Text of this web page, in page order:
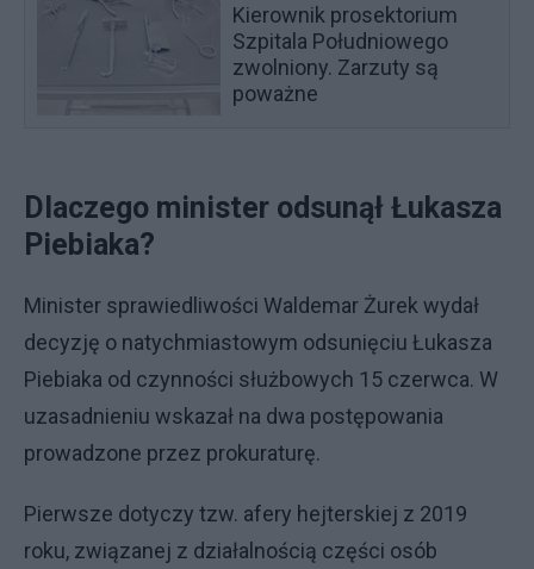
Kierownik prosektorium
Szpitala Południowego
zwolniony. Zarzuty są
poważne
Dlaczego minister odsunął Łukasza
Piebiaka?
Minister sprawiedliwości Waldemar Żurek wydał
decyzję o natychmiastowym odsunięciu Łukasza
Piebiaka od czynności służbowych 15 czerwca. W
uzasadnieniu wskazał na dwa postępowania
prowadzone przez prokuraturę.
Pierwsze dotyczy tzw. afery hejterskiej z 2019
roku, związanej z działalnością części osób